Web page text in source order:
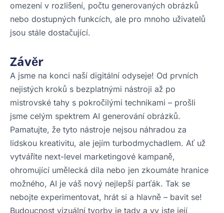
omezení v rozlišení, počtu generovaných obrázků
nebo dostupných funkcích, ale pro mnoho uživatelů
jsou stále dostačující.
Závěr
A jsme na konci naší digitální odyseje! Od prvních
nejistých kroků s bezplatnými nástroji až po
mistrovské tahy s pokročilými technikami – prošli
jsme celým spektrem AI generování obrázků.
Pamatujte, že tyto nástroje nejsou náhradou za
lidskou kreativitu, ale jejím turbodmychadlem. Ať už
vytváříte next-level marketingové kampaně,
ohromující umělecká díla nebo jen zkoumáte hranice
možného, AI je váš nový nejlepší parťák. Tak se
nebojte experimentovat, hrát si a hlavně – bavit se!
Budoucnost vizuální tvorby je tady a vy jste její